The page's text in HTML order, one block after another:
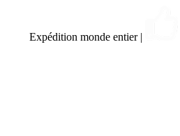
Expédition monde entier |